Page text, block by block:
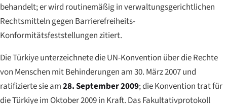
behandelt; er wird routinemäßig in verwaltungsgerichtlichen
Rechtsmitteln gegen Barrierefreiheits-
Konformitätsfeststellungen zitiert.
Die Türkiye unterzeichnete die UN-Konvention über die Rechte
von Menschen mit Behinderungen am 30. März 2007 und
ratifizierte sie am28. September 2009; die Konvention trat für
die Türkiye im Oktober 2009 in Kraft. Das Fakultativprotokoll